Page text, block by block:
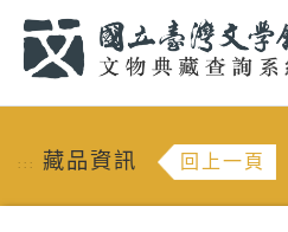
::: 藏品資訊 回上一頁